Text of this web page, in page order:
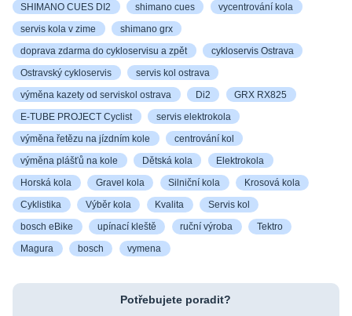
SHIMANO CUES DI2 shimano cues vycentrování kola
servis kola v zime shimano grx
doprava zdarma do cykloservisu a zpět cykloservis Ostrava
Ostravský cykloservis servis kol ostrava
výměna kazety od serviskol ostrava Di2 GRX RX825
E-TUBE PROJECT Cyclist servis elektrokola
výměna řetězu na jízdním kole centrování kol
výměna plášťů na kole Dětská kola Elektrokola
Horská kola Gravel kola Silniční kola Krosová kola
Cyklistika Výběr kola Kvalita Servis kol
bosch eBike upínací kleště ruční výroba Tektro
Magura bosch vymena
Potřebujete poradit?